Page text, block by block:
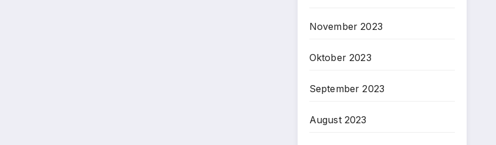
November 2023
Oktober 2023
September 2023
August 2023